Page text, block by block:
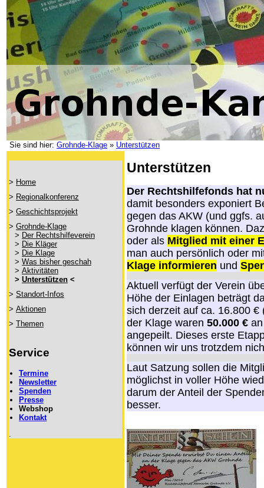
Sie sind hier: Grohnde-Klage » Unterstützen
> Home
> Regionalkonferenz
> Geschichtsprojekt
> Grohnde-Klage
> Der Rechtshilfeverein
> Die Kläger
> Die Klage
> Was bisher geschah
> Aktivitäten
> Unterstützen <
> Standort-Infos
> Aktionen
> Themen
Service
Termine
Newsletter
Spenden
Presse
Webshop
Kontakt
Unterstützen
Der Rechtshilfefonds hat
damit besonders exponiert
gegen das AKW (und ggfs.
Grohnde klagen können.
oder als Mitglied mit einer
man auch persönlich oder
Klage informieren und
Aktuell verfügt der Verein
Höhe der Einlagen beträgt
sich derzeit auf ca. 16.800
der Klage waren 50.000 €
angepeilt. Dieses erste
können wir uns trotzdem
Laut Satzung sollen die
möglichst in voller Höhe
darum der Anteil der
besser.